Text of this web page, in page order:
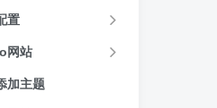
置
网站
加主题